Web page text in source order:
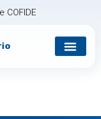
COFIDE